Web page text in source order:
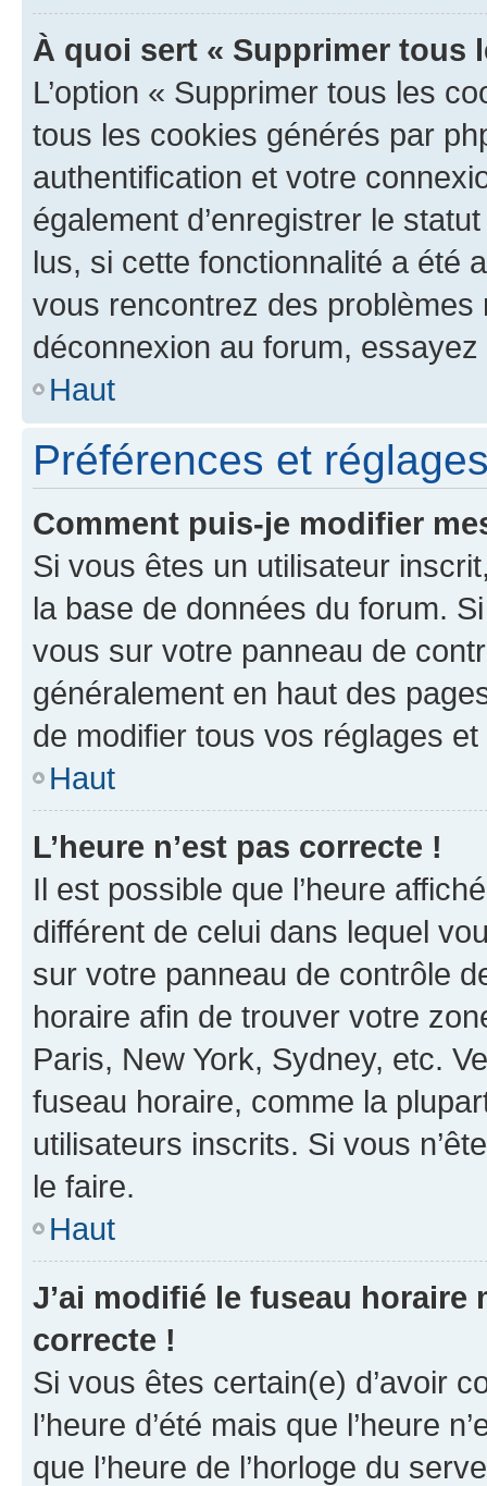
À quoi sert « Supprimer tous
L’option « Supprimer tous les
tous les cookies générés par
authentification et votre
également d’enregistrer le
lus, si cette fonctionnalité a été
vous rencontrez des
déconnexion au forum,
Haut
Préférences et
Comment puis-je modifier
Si vous êtes un utilisateur
la base de données du forum.
vous sur votre panneau de
généralement en haut des
de modifier tous vos réglages
Haut
L’heure n’est pas correcte !
Il est possible que l’heure
différent de celui dans lequel
sur votre panneau de contrôle
horaire afin de trouver votre
Paris, New York, Sydney, etc.
fuseau horaire, comme la
utilisateurs inscrits. Si vous
le faire.
Haut
J’ai modifié le fuseau horaire
correcte !
Si vous êtes certain(e) d’avoir
l’heure d’été mais que l’heure
que l’heure de l’horloge du